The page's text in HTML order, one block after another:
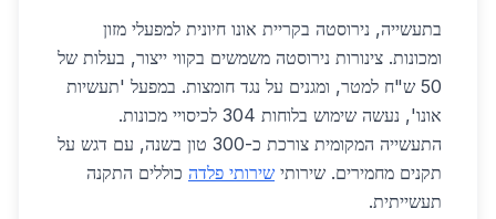
בתעשייה, נירוסטה בקריית אונו חיונית למפעלי מזון
ומכונות. צינורות נירוסטה משמשים בקווי ייצור, בעלות של
50 ש"ח למטר, ומגנים על נגד חומצות. במפעל 'תעשיות
אונו', נעשה שימוש בלוחות 304 לכיסויי מכונות.
התעשייה המקומית צורכת כ-300 טון בשנה, עם דגש על
תקנים מחמירים. שירותי שירותי פלדה כוללים התקנה
תעשייתית.